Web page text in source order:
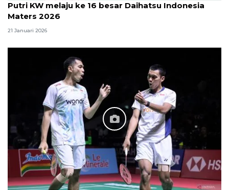
Putri KW melaju ke 16 besar Daihatsu Indonesia
Maters 2026
21 Januari 2026